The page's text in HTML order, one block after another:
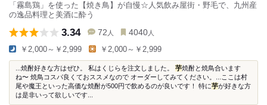
「霧島鶏」を使った【焼き鳥】が自慢☆人気飲み屋街・野毛で、九州産
の逸品料理と美酒に酔う
3.34 72 人 4040 人
￥2,000～￥2,999 ￥2,000～￥2,999
...焼酎好きな方はぜひ。 私はくじらを注文しました。 芋焼酎と焼鳥合います
ね〜 焼鳥コスパ良くておススメなので オーダーしてみてください。...ここは村
尾や魔王といった高価な焼酎が500円で飲めるのが良いです！ 特に芋が好きな方
は是非いって欲しいです...